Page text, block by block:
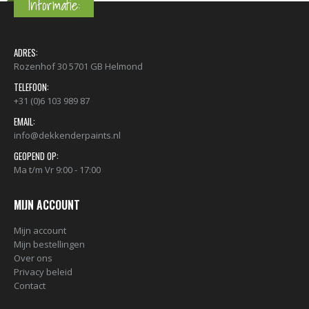
Informatie:
ADRES:
Rozenhof 30 5701 GB Helmond
TELEFOON:
+31 (0)6 103 989 87
EMAIL:
info@dekkenderpaints.nl
GEOPEND OP:
Ma t/m Vr 9:00 - 17:00
MIJN ACCOUNT
Mijn account
Mijn bestellingen
Over ons
Privacy beleid
Contact